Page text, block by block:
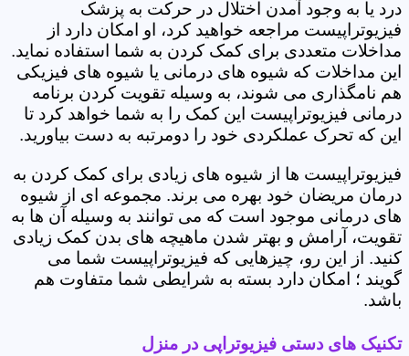
درد یا به وجود آمدن اختلال در حرکت به پزشک
فیزیوتراپیست مراجعه خواهید کرد، او امکان دارد از
مداخلات متعددی برای کمک کردن به شما استفاده نماید.
این مداخلات که شیوه های درمانی یا شیوه های فیزیکی
هم نامگذاری می شوند، به وسیله تقویت کردن برنامه
درمانی فیزیوتراپیست این کمک را به شما خواهد کرد تا
این که تحرک عملکردی خود را دومرتبه به دست بیاورید.
فیزیوتراپیست ها از شیوه های زیادی برای کمک کردن به
درمان مریضان خود بهره می برند. مجموعه ای از شیوه
های درمانی موجود است که می توانند به وسیله آن ها به
تقویت، آرامش و بهتر شدن ماهیچه های بدن کمک زیادی
کنید. از این رو، چیزهایی که فیزیوتراپیست شما می
گویند ؛ امکان دارد بسته به شرایطی شما متفاوت هم
باشد.
تکنیک های دستی فیزیوتراپی در منزل